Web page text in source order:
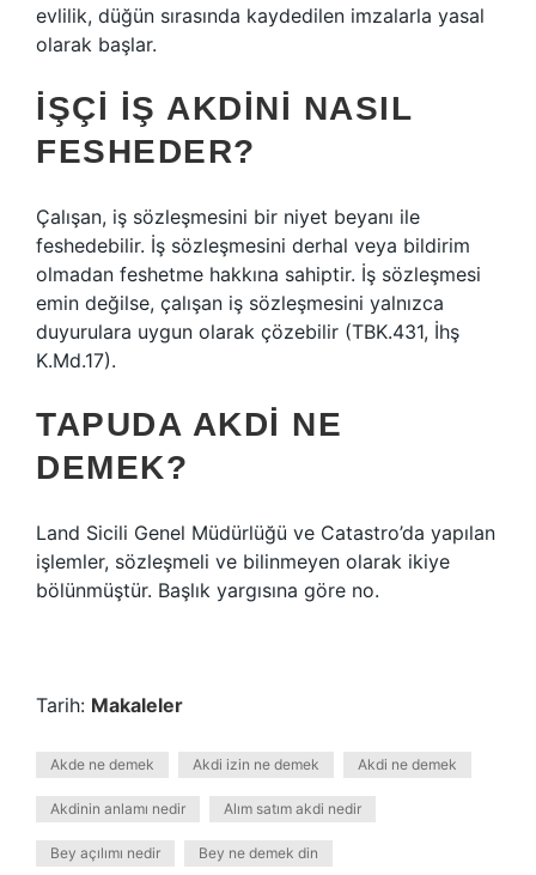
evlilik, düğün sırasında kaydedilen imzalarla yasal
olarak başlar.
İŞÇI IŞ AKDINI NASIL
FESHEDER?
Çalışan, iş sözleşmesini bir niyet beyanı ile
feshedebilir. İş sözleşmesini derhal veya bildirim
olmadan feshetme hakkına sahiptir. İş sözleşmesi
emin değilse, çalışan iş sözleşmesini yalnızca
duyurulara uygun olarak çözebilir (TBK.431, İhş
K.Md.17).
TAPUDA AKDI NE
DEMEK?
Land Sicili Genel Müdürlüğü ve Catastro’da yapılan
işlemler, sözleşmeli ve bilinmeyen olarak ikiye
bölünmüştür. Başlık yargısına göre no.
Tarih: Makaleler
Akde ne demek Akdi izin ne demek Akdi ne demek
Akdinin anlamı nedir Alım satım akdi nedir
Bey açılımı nedir Bey ne demek din